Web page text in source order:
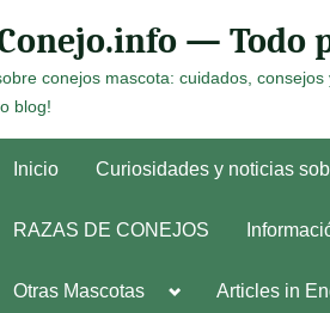
— Todo
conejos mascota: cuidados,
blog!
Inicio Curiosidades y noticias
RAZAS DE CONEJOS
Otras Mascotas
ToggleArticles in